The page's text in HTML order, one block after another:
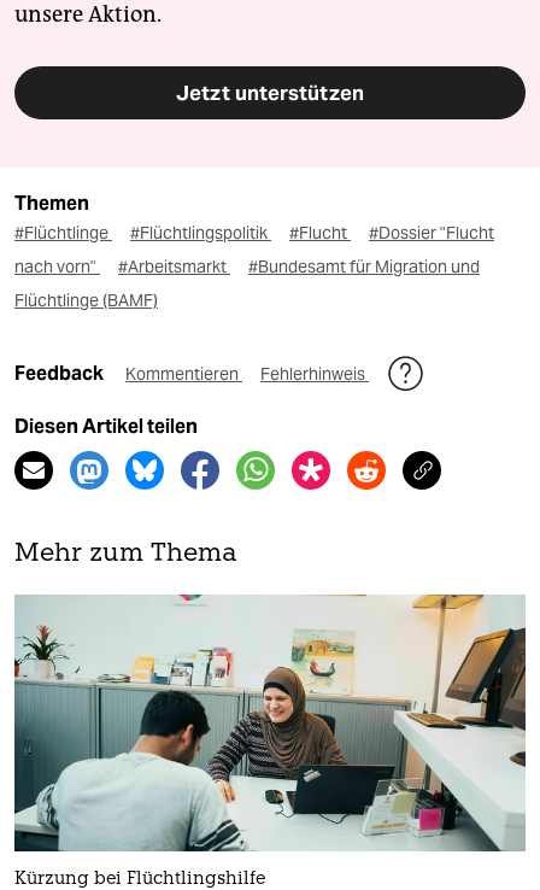
unsere Aktion.
Jetzt unterstützen
Themen
#Flüchtlinge #Flüchtlingspolitik #Flucht
#Dossier "Flucht
nach vorn"
#Arbeitsmarkt
#Bundesamt für Migration und
Flüchtlinge (BAMF)
Feedback Kommentieren Fehlerhinweis
Diesen Artikel teilen
Mehr zum Thema
Kürzung bei Flüchtlingshilfe